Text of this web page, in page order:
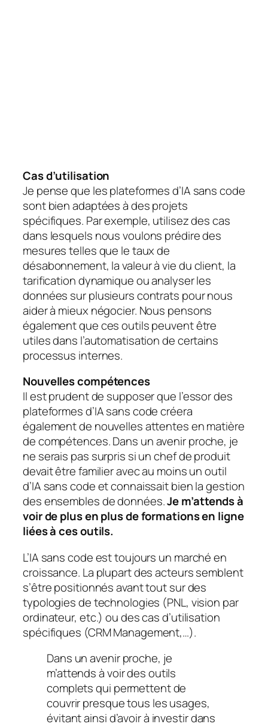
Cas d’utilisation
Je pense que les plateformes d’IA sans code
sont bien adaptées à des projets
spécifiques. Par exemple, utilisez des cas
dans lesquels nous voulons prédire des
mesures telles que le taux de
désabonnement, la valeur à vie du client, la
tarification dynamique ou analyser les
données sur plusieurs contrats pour nous
aider à mieux négocier. Nous pensons
également que ces outils peuvent être
utiles dans l’automatisation de certains
processus internes.
Nouvelles compétences
Il est prudent de supposer que l’essor des
plateformes d’IA sans code créera
également de nouvelles attentes en matière
de compétences. Dans un avenir proche, je
ne serais pas surpris si un chef de produit
devait être familier avec au moins un outil
d’IA sans code et connaissait bien la gestion
des ensembles de données.Je m’attends à
voir de plus en plus de formations en ligne
liées à ces outils.
L’IA sans code est toujours un marché en
croissance. La plupart des acteurs semblent
s’être positionnés avant tout sur des
typologies de technologies (PNL, vision par
ordinateur, etc.) ou des cas d’utilisation
spécifiques (CRM Management,…).
Dans un avenir proche, je
m’attends à voir des outils
complets qui permettent de
couvrir presque tous les usages,
évitant ainsi d’avoir à investir dans